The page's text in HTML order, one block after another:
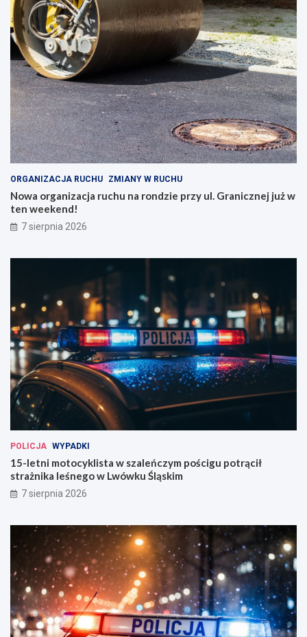
ORGANIZACJA RUCHU ZMIANY W RUCHU
Nowa organizacja ruchu na rondzie przy ul. Granicznej już w
ten weekend!
7 sierpnia 2026
POLICJA WYPADKI
15-letni motocyklista w szaleńczym pościgu potrącił
strażnika leśnego w Lwówku Śląskim
7 sierpnia 2026